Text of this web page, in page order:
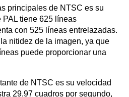
principales de NTSC es su
PAL tiene 625 líneas
con 525 líneas entrelazadas.
nitidez de la imagen, ya que
puede proporcionar una
de NTSC es su velocidad
29,97 cuadros por segundo,